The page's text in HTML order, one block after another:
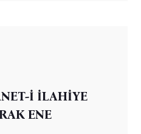
İ İLAHİYE
ENE